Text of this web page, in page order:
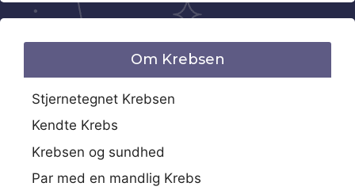
Om Krebsen
Stjernetegnet Krebsen
Kendte Krebs
Krebsen og sundhed
Par med en mandlig Krebs